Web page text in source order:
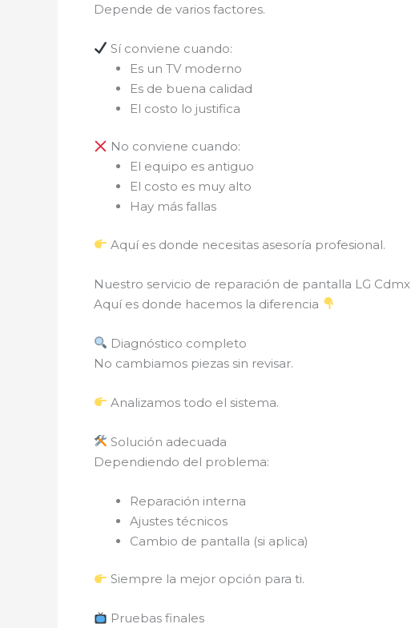
Depende de varios factores.
Sí conviene cuando:
Es un TV moderno
Es de buena calidad
El costo lo justifica
No conviene cuando:
El equipo es antiguo
El costo es muy alto
Hay más fallas
Aquí es donde necesitas asesoría profesional.
Nuestro servicio de reparación de pantalla LG Cdmx
Aquí es donde hacemos la diferencia
Diagnóstico completo
No cambiamos piezas sin revisar.
Analizamos todo el sistema.
Solución adecuada
Dependiendo del problema:
Reparación interna
Ajustes técnicos
Cambio de pantalla (si aplica)
Siempre la mejor opción para ti.
Pruebas finales